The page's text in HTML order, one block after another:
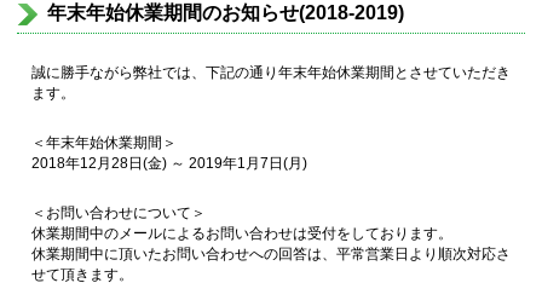
年末年始休業期間のお知らせ(2018-2019)
誠に勝手ながら弊社では、下記の通り年末年始休業期間とさせていただき
ます。
＜年末年始休業期間＞
2018年12月28日(金) ～ 2019年1月7日(月)
＜お問い合わせについて＞
休業期間中のメールによるお問い合わせは受付をしております。
休業期間中に頂いたお問い合わせへの回答は、平常営業日より順次対応さ
せて頂きます。